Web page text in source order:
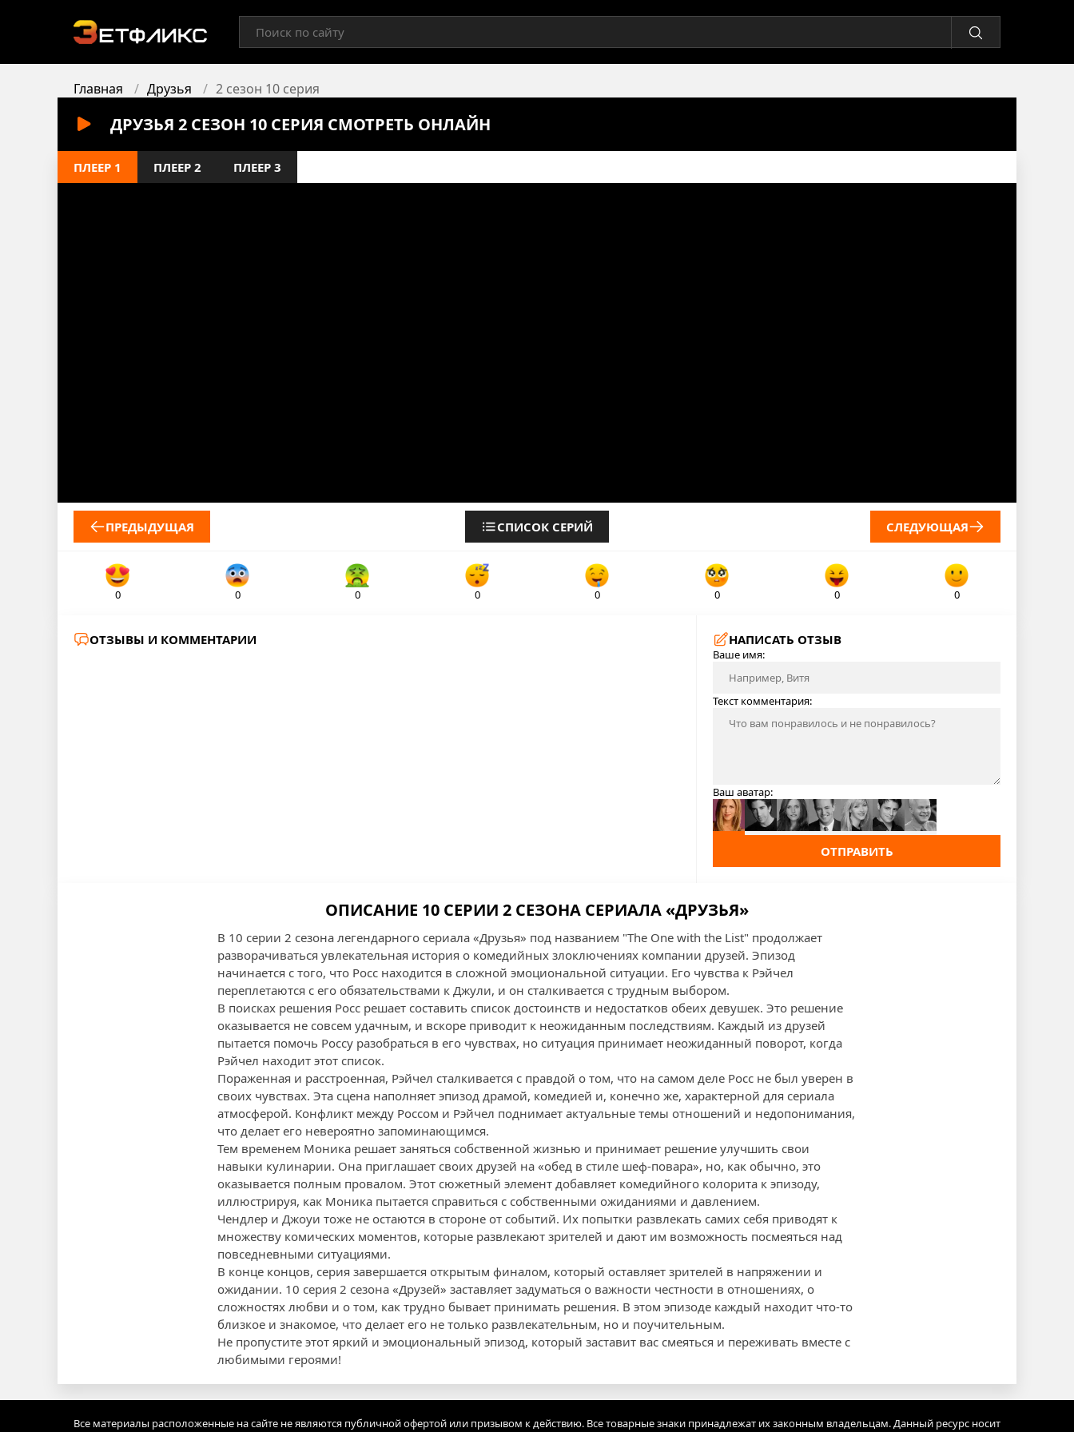
Главная Друзья 2 сезон 10 серия
ДРУЗЬЯ 2 СЕЗОН 10 СЕРИЯ СМОТРЕТЬ ОНЛАЙН
ПЛЕЕР 1 ПЛЕЕР 2 ПЛЕЕР 3
ПРЕДЫДУЩАЯ СПИСОК СЕРИЙ СЛЕДУЮЩАЯ
0 0 0 0 0 0 0 0
ОТЗЫВЫ И КОММЕНТАРИИ НАПИСАТЬ ОТЗЫВ
Ваше имя:
Текст комментария:
Ваш аватар:
ОТПРАВИТЬ
ОПИСАНИЕ 10 СЕРИИ 2 СЕЗОНА СЕРИАЛА «ДРУЗЬЯ»
В 10 серии 2 сезона легендарного сериала «Друзья» под названием "The One with the List" продолжает
разворачиваться увлекательная история о комедийных злоключениях компании друзей. Эпизод
начинается с того, что Росс находится в сложной эмоциональной ситуации. Его чувства к Рэйчел
переплетаются с его обязательствами к Джули, и он сталкивается с трудным выбором.
В поисках решения Росс решает составить список достоинств и недостатков обеих девушек. Это решение
оказывается не совсем удачным, и вскоре приводит к неожиданным последствиям. Каждый из друзей
пытается помочь Россу разобраться в его чувствах, но ситуация принимает неожиданный поворот, когда
Рэйчел находит этот список.
Пораженная и расстроенная, Рэйчел сталкивается с правдой о том, что на самом деле Росс не был уверен в
своих чувствах. Эта сцена наполняет эпизод драмой, комедией и, конечно же, характерной для сериала
атмосферой. Конфликт между Россом и Рэйчел поднимает актуальные темы отношений и недопонимания,
что делает его невероятно запоминающимся.
Тем временем Моника решает заняться собственной жизнью и принимает решение улучшить свои
навыки кулинарии. Она приглашает своих друзей на «обед в стиле шеф-повара», но, как обычно, это
оказывается полным провалом. Этот сюжетный элемент добавляет комедийного колорита к эпизоду,
иллюстрируя, как Моника пытается справиться с собственными ожиданиями и давлением.
Чендлер и Джоуи тоже не остаются в стороне от событий. Их попытки развлекать самих себя приводят к
множеству комических моментов, которые развлекают зрителей и дают им возможность посмеяться над
повседневными ситуациями.
В конце концов, серия завершается открытым финалом, который оставляет зрителей в напряжении и
ожидании. 10 серия 2 сезона «Друзей» заставляет задуматься о важности честности в отношениях, о
сложностях любви и о том, как трудно бывает принимать решения. В этом эпизоде каждый находит что-то
близкое и знакомое, что делает его не только развлекательным, но и поучительным.
Не пропустите этот яркий и эмоциональный эпизод, который заставит вас смеяться и переживать вместе с
любимыми героями!
Все материалы расположенные на сайте не являются публичной офертой или призывом к действию. Все товарные знаки принадлежат их законным владельцам. Данный ресурс носит